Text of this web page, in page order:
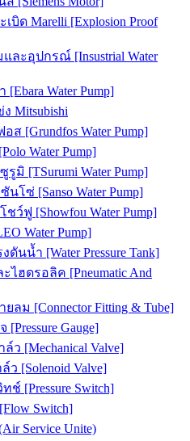
บิด Marelli [Explosion Proof
ะอุปกรณ์ [Insustrial Water
Water Pump]
Mitsubishi
[Grundfos Water Pump]
Water Pump]
มิ [TSurumi Water Pump]
โซ่ [Sanso Water Pump]
ว์ฟู [Showfou Water Pump]
Water Pump]
นน้ำ [Water Pressure Tank]
ฮดรอลิค [Pneumatic And
ลม [Connector Fitting & Tube]
[Pressure Gauge]
ว [Mechanical Valve]
[Solenoid Valve]
ช์ [Pressure Switch]
Switch]
Service Unite)